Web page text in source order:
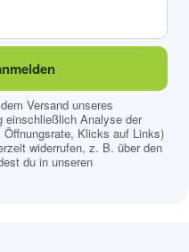
Versand unseres
einschließlich Analyse der
Klicks auf Links)
widerrufen, z. B. über den
du in unseren